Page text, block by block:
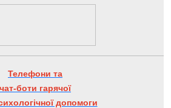
Телефони та
чат-боти гарячої
допомоги